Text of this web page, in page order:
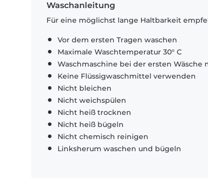
Waschanleitung
Für eine möglichst lange Haltbarkeit
Vor dem ersten Tragen waschen
Maximale Waschtemperatur 30° C
Waschmaschine bei der ersten Wäsche
Keine Flüssigwaschmittel verwenden
Nicht bleichen
Nicht weichspülen
Nicht heiß trocknen
Nicht heiß bügeln
Nicht chemisch reinigen
Linksherum waschen und bügeln